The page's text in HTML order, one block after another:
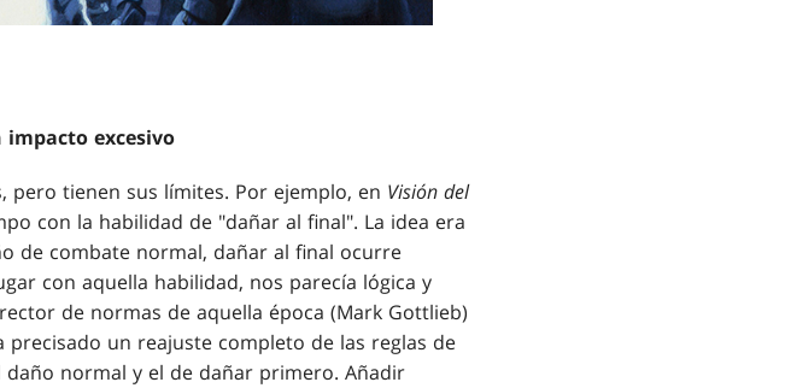
excesivo
tienen sus límites. Por ejemplo, en Visión del
con la habilidad de "dañar al final". La idea era
de combate normal, dañar al final ocurre
con aquella habilidad, nos parecía lógica y
de normas de aquella época (Mark Gottlieb)
un reajuste completo de las reglas de
normal y el de dañar primero. Añadir